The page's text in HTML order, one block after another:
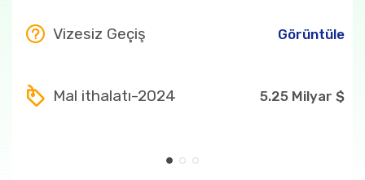
Ülkenin en fazla ihraç ettiği ürünler
7108
1.00 Milyar $
Vizesiz Geçiş Görüntüle
Mal ithalatı-2024 5.25 Milyar $